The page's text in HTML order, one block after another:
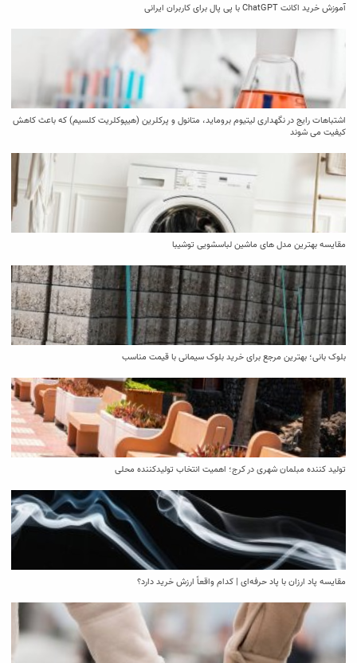
آموزش خرید اکانت ChatGPT با پی پال برای کاربران ایرانی
اشتباهات رایج در نگهداری لیتیوم بروماید، متانول و پرکلرین (هیپوکلریت کلسیم) که باعث کاهش
کیفیت می‌ شوند
مقایسه بهترین مدل ‌های ماشین لباسشویی توشیبا
بلوک بانی؛ بهترین مرجع برای خرید بلوک سیمانی با قیمت مناسب
تولید کننده مبلمان شهری در کرج؛ اهمیت انتخاب تولیدکننده محلی
مقایسه پاد ارزان با پاد حرفه‌ای | کدام واقعاً ارزش خرید دارد؟